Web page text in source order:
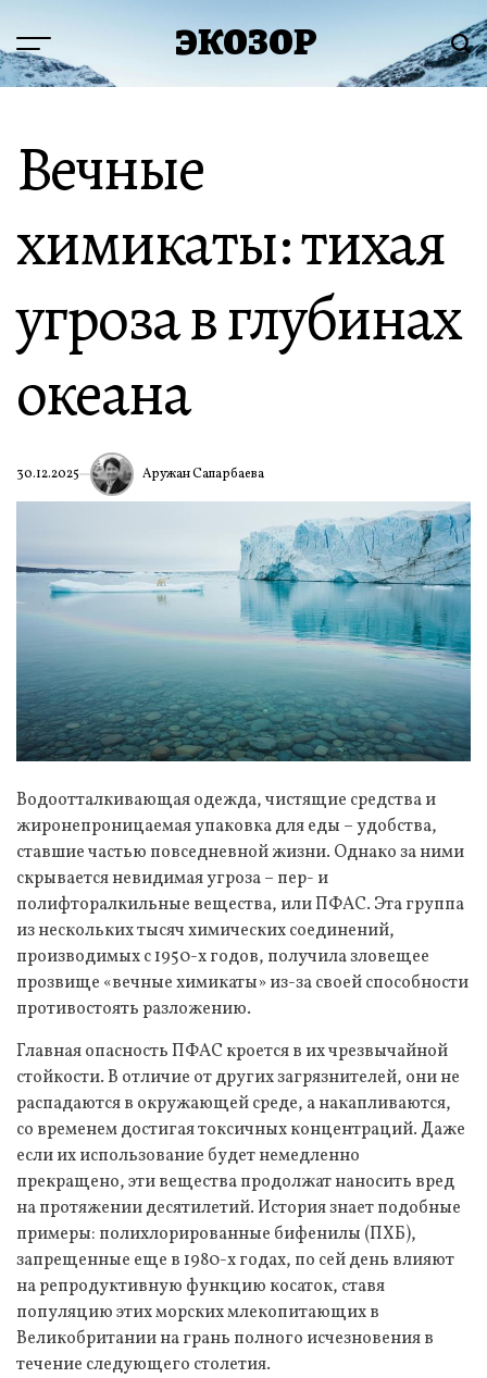
содержимому
Меню ЭКОЗОР
Вечные
химикаты: тихая
угроза в глубинах
океана
30.12.2025 Аружан Сапарбаева
Водоотталкивающая одежда, чистящие средства и
жиронепроницаемая упаковка для еды – удобства,
ставшие частью повседневной жизни. Однако за ними
скрывается невидимая угроза – пер- и
полифторалкильные вещества, или ПФАС. Эта группа
из нескольких тысяч химических соединений,
производимых с 1950-х годов, получила зловещее
прозвище «вечные химикаты» из-за своей способности
противостоять разложению.
Главная опасность ПФАС кроется в их чрезвычайной
стойкости. В отличие от других загрязнителей, они не
распадаются в окружающей среде, а накапливаются,
со временем достигая токсичных концентраций. Даже
если их использование будет немедленно
прекращено, эти вещества продолжат наносить вред
на протяжении десятилетий. История знает подобные
примеры: полихлорированные бифенилы (ПХБ),
запрещенные еще в 1980-х годах, по сей день влияют
на репродуктивную функцию косаток, ставя
популяцию этих морских млекопитающих в
Великобритании на грань полного исчезновения в
течение следующего столетия.